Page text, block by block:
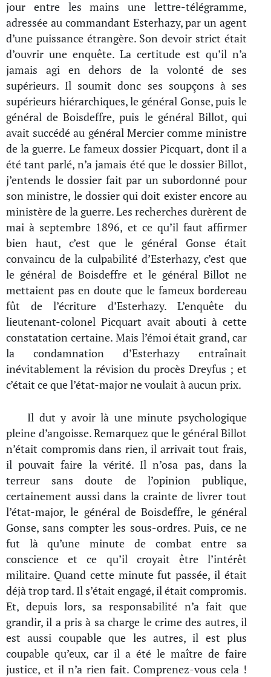
jour entre les mains une lettre-télégramme,
adressée au commandant Esterhazy, par un agent
d’une puissance étrangère. Son devoir strict était
d’ouvrir une enquête. La certitude est qu’il n’a
jamais agi en dehors de la volonté de ses
supérieurs. Il soumit donc ses soupçons à ses
supérieurs hiérarchiques, le général Gonse, puis le
général de Boisdeffre, puis le général Billot, qui
avait succédé au général Mercier comme ministre
de la guerre. Le fameux dossier Picquart, dont il a
été tant parlé, n’a jamais été que le dossier Billot,
j’entends le dossier fait par un subordonné pour
son ministre, le dossier qui doit exister encore au
ministère de la guerre. Les recherches durèrent de
mai à septembre 1896, et ce qu’il faut affirmer
bien haut, c’est que le général Gonse était
convaincu de la culpabilité d’Esterhazy, c’est que
le général de Boisdeffre et le général Billot ne
mettaient pas en doute que le fameux bordereau
fût de l’écriture d’Esterhazy. L’enquête du
lieutenant-colonel Picquart avait abouti à cette
constatation certaine. Mais l’émoi était grand, car
la condamnation d’Esterhazy entraînait
inévitablement la révision du procès Dreyfus ; et
c’était ce que l’état-major ne voulait à aucun prix.
Il dut y avoir là une minute psychologique
pleine d’angoisse. Remarquez que le général Billot
n’était compromis dans rien, il arrivait tout frais,
il pouvait faire la vérité. Il n’osa pas, dans la
terreur sans doute de l’opinion publique,
certainement aussi dans la crainte de livrer tout
l’état-major, le général de Boisdeffre, le général
Gonse, sans compter les sous-ordres. Puis, ce ne
fut là qu’une minute de combat entre sa
conscience et ce qu’il croyait être l’intérêt
militaire. Quand cette minute fut passée, il était
déjà trop tard. Il s’était engagé, il était compromis.
Et, depuis lors, sa responsabilité n’a fait que
grandir, il a pris à sa charge le crime des autres, il
est aussi coupable que les autres, il est plus
coupable qu’eux, car il a été le maître de faire
justice, et il n’a rien fait. Comprenez-vous cela !